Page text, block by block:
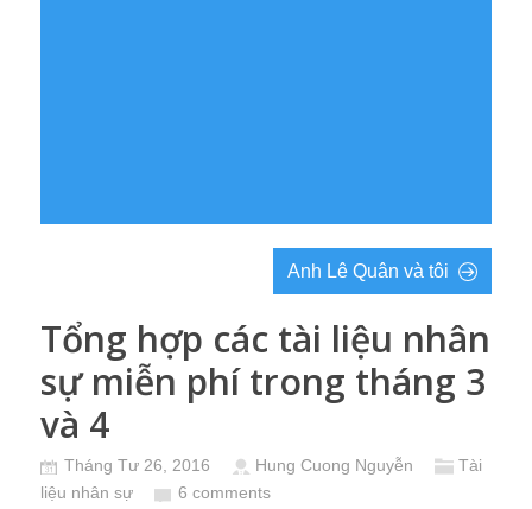
Anh Lê Quân và tôi
Tổng hợp các tài liệu nhân
sự miễn phí trong tháng 3
và 4
Tháng Tư 26, 2016 Hung Cuong Nguyễn
Tài
liệu nhân sự
6 comments